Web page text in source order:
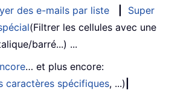
des e-mails par liste
Super
(Filtrer les cellules avec une
barré...) ...
… et plus encore:
caractères spécifiques, ...)